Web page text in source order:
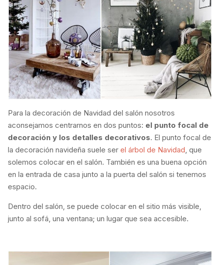
Para la decoración de Navidad del salón nosotros
aconsejamos centrarnos en dos puntos: el punto focal de
decoración y los detalles decorativos. El punto focal de
la decoración navideña suele ser el árbol de Navidad, que
solemos colocar en el salón. También es una buena opción
en la entrada de casa junto a la puerta del salón si tenemos
espacio.
Dentro del salón, se puede colocar en el sitio más visible,
junto al sofá, una ventana; un lugar que sea accesible.